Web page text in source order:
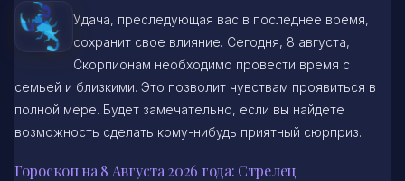
Удача, преследующая вас в последнее время,
сохранит свое влияние. Сегодня, 8 августа,
Скорпионам необходимо провести время с
семьей и близкими. Это позволит чувствам проявиться в
полной мере. Будет замечательно, если вы найдете
возможность сделать кому-нибудь приятный сюрприз.
Гороскоп на 8 Августа 2026 года: Стрелец